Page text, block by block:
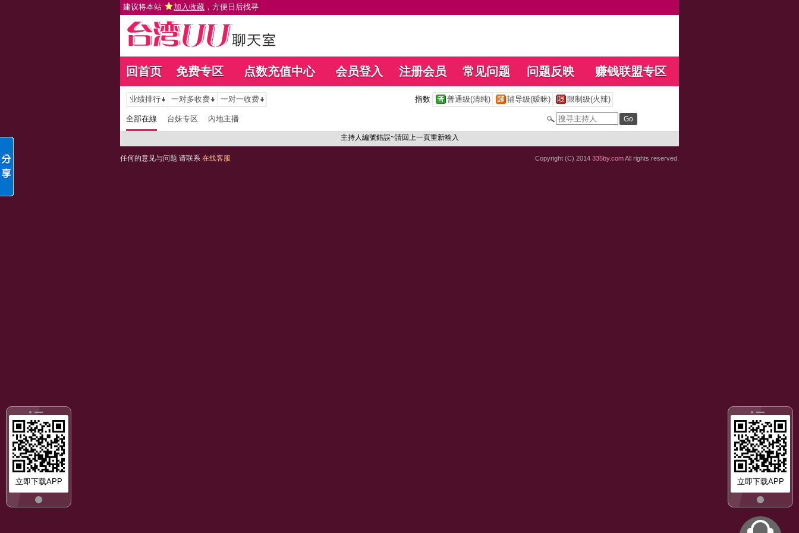
建议将本站 加入收藏 ，方便日后找寻
回首页 免费专区 点数充值中心 会员登入 注册会员 常见问题 问题反映 赚钱联盟专区
立即下载APP
立即下载APP
业绩排行 一对多收费 一对一收费 指数 普通级(清纯) 辅导级(暧昧) 限制级(火辣)
全部在線 台妹专区 內地主播
主持人編號錯誤~請回上一頁重新輸入
任何的意见与问题 请联系 在线客服 Copyright (C) 2014 335by.comAll rights reserved.